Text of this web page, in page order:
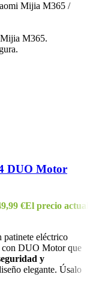
Mijia M365 /
Mijia M365.
DUO Motor
€El precio actual
patinete eléctrico
DUO Motor que
y
elegante. Úsalo